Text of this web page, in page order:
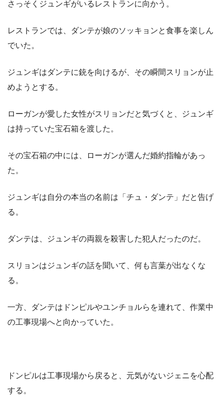
さっそくジュンギがいるレストランに向かう。
レストランでは、ダンテが娘のソッキョンと食事を楽しん
でいた。
ジュンギはダンテに銃を向けるが、その瞬間スリョンが止
めようとする。
ローガンが愛した女性がスリョンだと気づくと、ジュンギ
は持っていた宝石箱を渡した。
その宝石箱の中には、ローガンが選んだ婚約指輪があっ
た。
ジュンギは自分の本当の名前は「チュ・ダンテ」だと告げ
る。
ダンテは、ジュンギの両親を殺害した犯人だったのだ。
スリョンはジュンギの話を聞いて、何も言葉が出なくな
る。
一方、ダンテはドンピルやユンチョルらを連れて、作業中
の工事現場へと向かっていた。
ドンピルは工事現場から戻ると、元気がないジェニを心配
する。